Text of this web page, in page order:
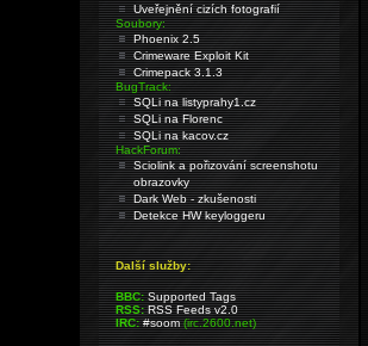
Uveřejnění cizích fotografií
Soubory:
Phoenix 2.5
Crimeware Exploit Kit
Crimepack 3.1.3
BugTrack:
SQLi na listyprahy1.cz
SQLi na Florenc
SQLi na kacov.cz
HackForum:
Sciolink a pořizování screenshotu
obrazovky
Dark Web - zkušenosti
Detekce HW keyloggeru
Další služby:
BBC: Supported Tags
RSS: RSS Feeds v2.0
IRC: #soom(irc.2600.net)